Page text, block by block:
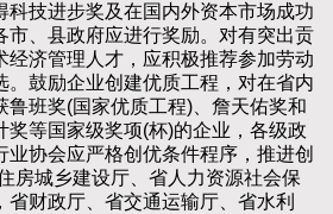
科技进步奖及在国内外资本市场成功
市、县政府应进行奖励。对有突出贡
经济管理人才，应积极推荐参加劳动
。鼓励企业创建优质工程，对在省内
鲁班奖(国家优质工程)、詹天佑奖和
奖等国家级奖项(杯)的企业，各级政
业协会应严格创优条件程序，推进创
房城乡建设厅、省人力资源社会保
省财政厅、省交通运输厅、省水利